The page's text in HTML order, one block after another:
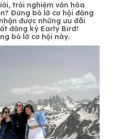
trải nghiệm văn hóa
Đừng bỏ lỡ cơ hội đăng
được những ưu đãi
đăng ký Early Bird!
bỏ lỡ cơ hội này.